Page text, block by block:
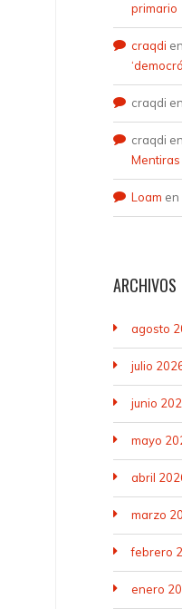
primario
craqdi en
craqdi en
craqdi en
Loam en
ARCHIVOS
agosto
julio
junio
mayo
abril
marzo
febrero
enero